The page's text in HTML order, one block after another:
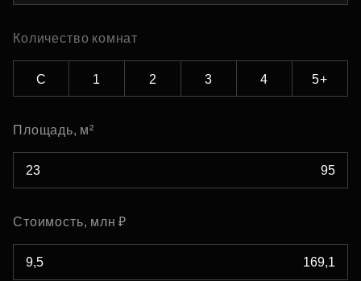
Количество комнат
С 1 2 3 4 5+
Площадь, м²
Стоимость, млн ₽